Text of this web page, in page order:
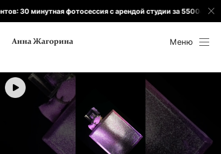
30 минутная фотосессия с арендой студии за 5500₽
Меню